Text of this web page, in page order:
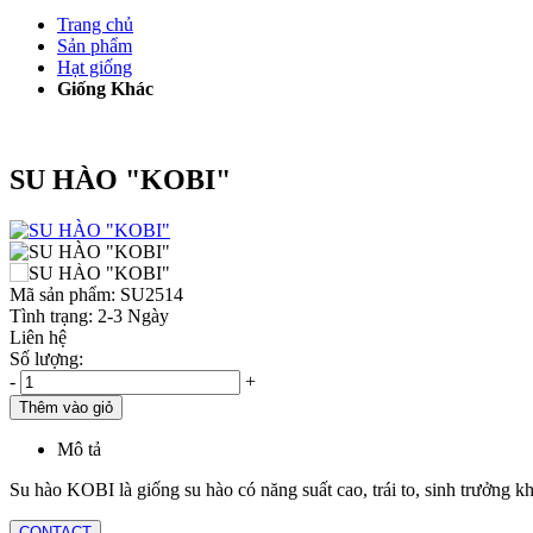
Trang chủ
Sản phẩm
Hạt giống
Giống Khác
SU HÀO "KOBI"
Mã sản phẩm: SU2514
Tình trạng: 2-3 Ngày
Liên hệ
Số lượng:
-
+
Thêm vào giỏ
Mô tả
Su hào KOBI là giống su hào có năng suất cao, trái to, sinh trưởng